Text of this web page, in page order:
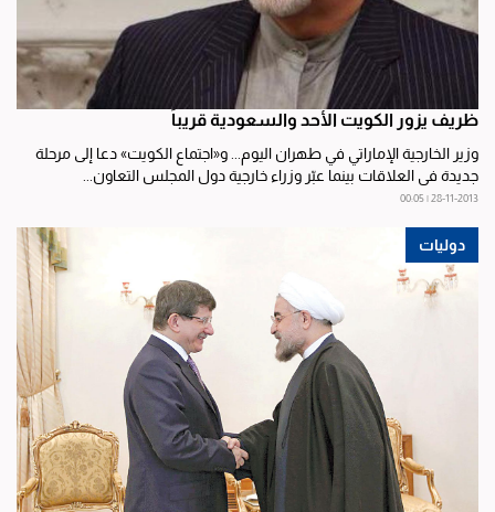
ظريف يزور الكويت الأحد والسعودية قريباً
وزير الخارجية الإماراتي في طهران اليوم... و«اجتماع الكويت» دعا إلى مرحلة
جديدة في العلاقات بينما عبّر وزراء خارجية دول المجلس التعاون...
28-11-2013 | 00:05
دوليات